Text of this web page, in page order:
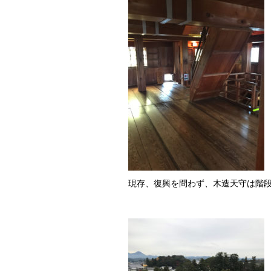
現存、復興を問わず、木造天守は階